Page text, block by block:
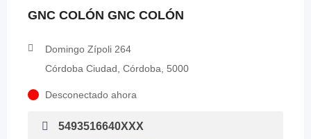
GNC COLÓN GNC COLÓN
Domingo Zípoli 264
Córdoba Ciudad, Córdoba, 5000
Desconectado ahora
5493516640XXX